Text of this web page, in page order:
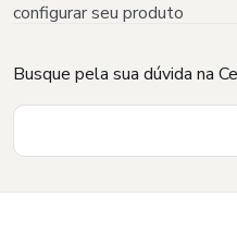
configurar seu produto
Busque pela sua dúvida na